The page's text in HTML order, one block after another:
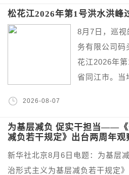
松花江2026年第1号洪水洪峰
8月7日，巡
务有限公司码
花江2026年
省同江市。当
2026-08-07
为基层减负 促实干担当——《
减负若干规定》出台两周年观
新华社北京8月6日电题：为基
治形式主义为基层减负若干规定